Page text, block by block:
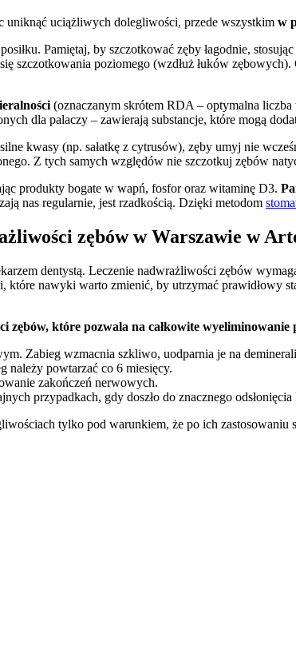
uniknąć uciążliwych dolegliwości, przede wszystkim w
Pamiętaj, by szczotkować zęby łagodnie,
poziomego (wzdłuż łuków
(oznaczanym skrótem RDA – optymalna
dla palaczy – zawierają substancje, które mogą
kwasy (np. sałatkę z cytrusów), zęby umyj nie
Z tych samych względów nie szczotkuj zębów
produkty bogate w wapń, fosfor oraz witaminę D3.
nas regularnie, jest rzadkością. Dzięki metodom
zębów w Warszawie w
dentystą. Leczenie nadwrażliwości zębów
nawyki warto zmienić, by utrzymać prawidłowy
zębów, które pozwala na całkowite wyeliminowanie
Zabieg wzmacnia szkliwo, uodparnia je na
należy powtarzać co 6 miesięcy.
zakończeń nerwowych.
przypadkach, gdy doszło do znacznego odsłonięcia
tylko pod warunkiem, że po ich zastosowaniu